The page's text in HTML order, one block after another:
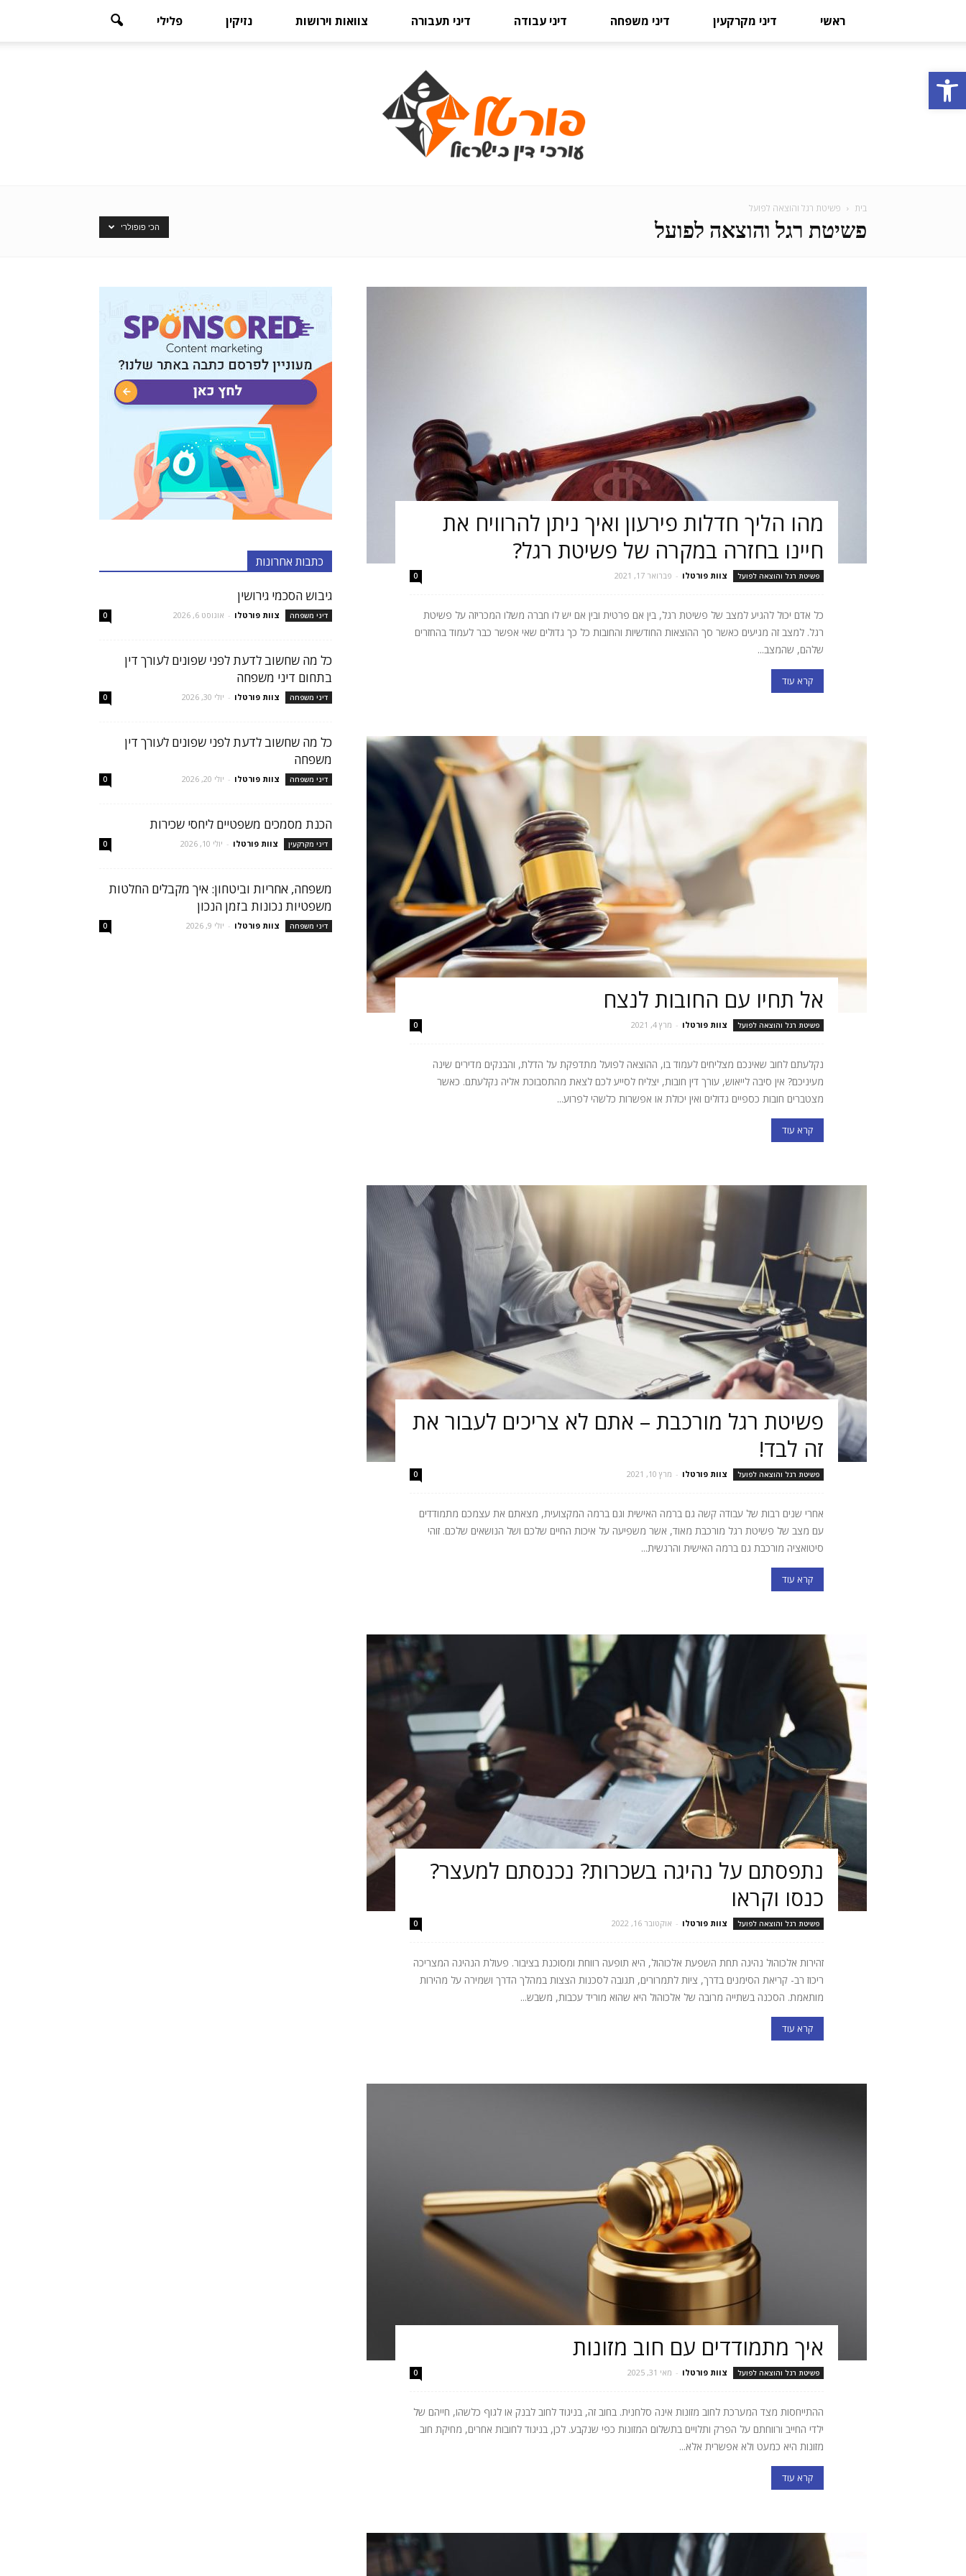
פתח סרגל נגישות
ראשי דיני מקרקעין דיני משפחה דיני עבודה דיני תעבורה צוואות וירושות נזיקין פלילי
בית פשיטת רגל והוצאה לפועל
פשיטת רגל והוצאה לפועל הכי פופולרי
מהו הליך חדלות פירעון ואיך ניתן להרוויח את
חיינו בחזרה במקרה של פשיטת רגל?
פשיטת רגל והוצאה לפועל צוות פורטלו - פברואר 17, 2021 0
כל אדם יכול להגיע למצב של פשיטת רגל, בין אם פרטית ובין אם יש לו חברה משלו המכריזה על פשיטת
רגל. למצב זה מגיעים כאשר סך ההוצאות החודשיות והחובות כל כך גדולים שאי אפשר כבר לעמוד בהחזרים
שלהם, שהמצב...
קרא עוד
אל תחיו עם החובות לנצח
פשיטת רגל והוצאה לפועל צוות פורטלו - מרץ 4, 2021 0
נקלעתם לחוב שאינכם מצליחים לעמוד בו, ההוצאה לפועל מתדפקת על הדלת, והבנקים מדירים שינה
מעיניכם? אין סיבה לייאוש, עורך דין חובות, יצליח לסייע לכם לצאת מהתסבוכת אליה נקלעתם. כאשר
מצטברים חובות כספיים גדולים ואין יכולת או אפשרות כלשהי לפרוע...
קרא עוד
פשיטת רגל מורכבת – אתם לא צריכים לעבור את
זה לבד!
פשיטת רגל והוצאה לפועל צוות פורטלו - מרץ 10, 2021 0
אחרי שנים רבות של עבודה קשה גם ברמה האישית וגם ברמה המקצועית, מצאתם את עצמכם מתמודדים
עם מצב של פשיטת רגל מורכבת מאוד, אשר משפיעה על איכות החיים שלכם ושל הנושאים שלכם. זוהי
סיטואציה מורכבת גם ברמה האישית והרגשית...
קרא עוד
נתפסתם על נהיגה בשכרות? נכנסתם למעצר?
כנסו וקראו
פשיטת רגל והוצאה לפועל צוות פורטלו - אוקטובר 16, 2022 0
זהירות אלכוהול נהיגה תחת השפעת אלכוהול, היא תופעה רווחת ומסוכנת בציבור. פעולת הנהיגה המצריכה
ריכוז רב- קריאת הסימנים בדרך, ציות לתמרורים, תגובה לסכנות הצצות במהלך הדרך ושמירה על מהירות
מותאמת. הסכנה בשתייה מרובה של אלכוהול היא שהוא מוריד עכבות, משבש...
קרא עוד
איך מתמודדים עם חוב מזונות
פשיטת רגל והוצאה לפועל צוות פורטלו - מאי 31, 2025 0
ההתייחסות מצד המערכת לחוב מזונות אינה סלחנית. בחוב זה, בניגוד לחוב לבנק או לגוף כלשהו, חייהם של
ילדי החייב ורווחתם על הפרק ותלויים בתשלום המזונות כפי שנקבע. לכן, בניגוד לחובות אחרים, מחיקת חוב
מזונות היא כמעט ולא אפשרית אלא...
קרא עוד
כתבות אחרונות
גיבוש הסכמי גירושין
דיני משפחה צוות פורטלו - אוגוסט 6, 2026 0
כל מה שחשוב לדעת לפני שפונים לעורך דין
בתחום דיני משפחה
דיני משפחה צוות פורטלו - יולי 30, 2026 0
כל מה שחשוב לדעת לפני שפונים לעורך דין
משפחה
דיני משפחה צוות פורטלו - יולי 20, 2026 0
הכנת מסמכים משפטיים ליחסי שכירות
דיני מקרקעין צוות פורטלו - יולי 10, 2026 0
משפחה, אחריות וביטחון: איך מקבלים החלטות
משפטיות נכונות בזמן הנכון
דיני משפחה צוות פורטלו - יולי 9, 2026 0